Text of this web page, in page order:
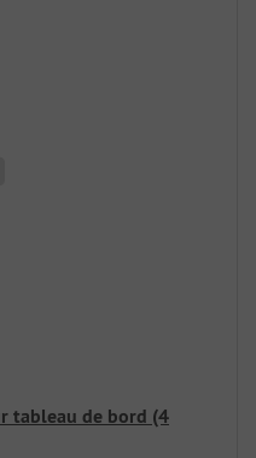
tableau de bord (4